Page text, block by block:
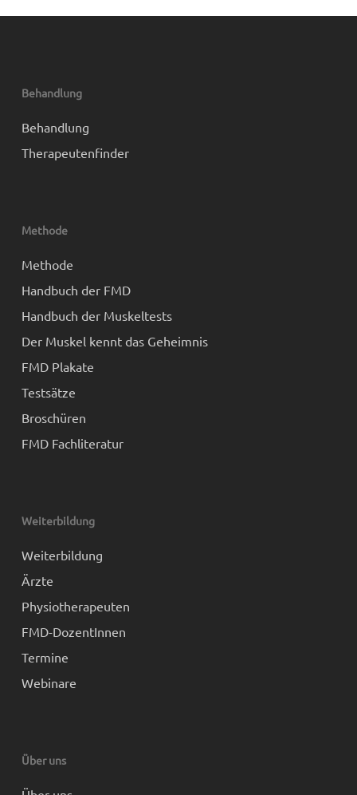
Behandlung
Behandlung
Therapeutenfinder
Methode
Methode
Handbuch der FMD
Handbuch der Muskeltests
Der Muskel kennt das Geheimnis
FMD Plakate
Testsätze
Broschüren
FMD Fachliteratur
Weiterbildung
Weiterbildung
Ärzte
Physiotherapeuten
FMD-DozentInnen
Termine
Webinare
Über uns